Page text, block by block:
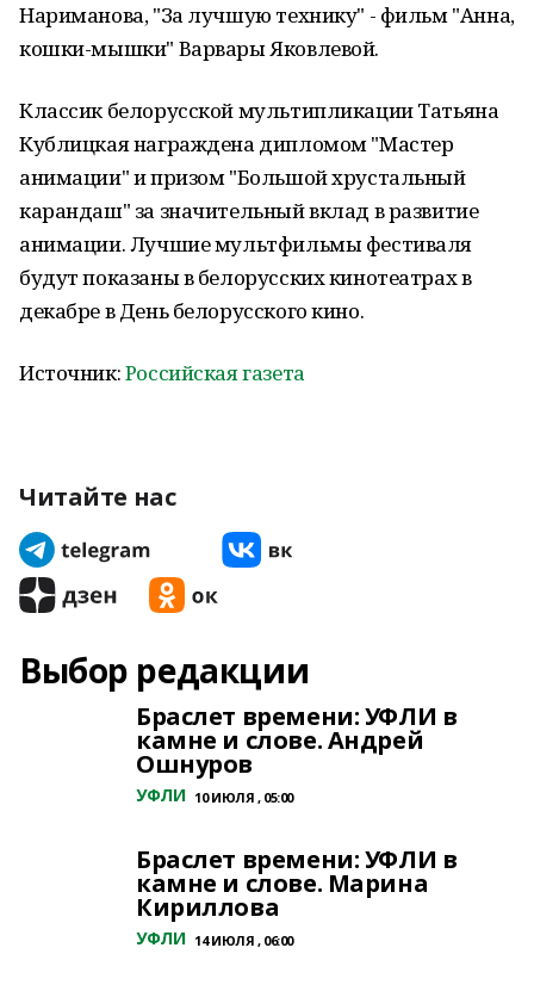
Нариманова, "За лучшую технику" - фильм "Анна,
кошки-мышки" Варвары Яковлевой.
Классик белорусской мультипликации Татьяна
Кублицкая награждена дипломом "Мастер
анимации" и призом "Большой хрустальный
карандаш" за значительный вклад в развитие
анимации. Лучшие мультфильмы фестиваля
будут показаны в белорусских кинотеатрах в
декабре в День белорусского кино.
Источник:Российская газета
Читайте нас
Выбор редакции
Браслет времени: УФЛИ в
камне и слове. Андрей
Ошнуров
УФЛИ 10 ИЮЛЯ , 05:00
Браслет времени: УФЛИ в
камне и слове. Марина
Кириллова
УФЛИ 14 ИЮЛЯ , 06:00